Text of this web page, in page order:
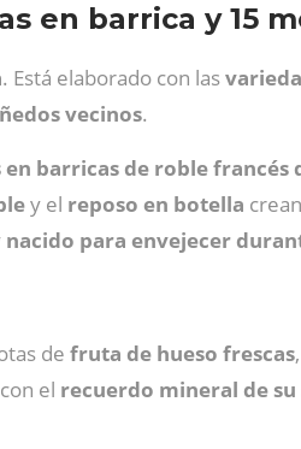
en barrica y 15
. Está elaborado con las
vecinos.
barricas de roble francés
y el reposo en botella
nacido para envejecer
de fruta de hueso frescas
el recuerdo mineral de su